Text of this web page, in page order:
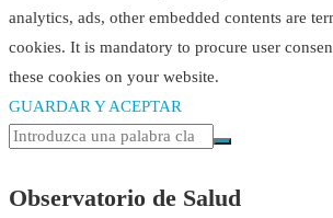
analytics, ads, other embedded contents are
cookies. It is mandatory to procure user
these cookies on your website.
GUARDAR Y ACEPTAR
Observatorio de Salud